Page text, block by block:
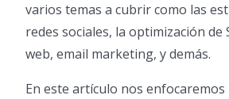
varios temas a cubrir como las
redes sociales, la optimización de
web, email marketing, y demás.
En este artículo nos